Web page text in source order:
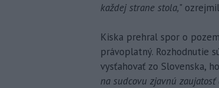
každej strane stola,"
Kiska prehral spor o
právoplatný. Rozhodnutie
vysťahovať zo Slovenska,
na sudcovu zjavnú